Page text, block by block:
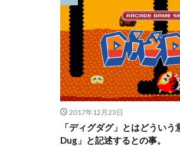
2017年12月23日
「ディグダグ」とはどうい
Dug」と記述するとの事。